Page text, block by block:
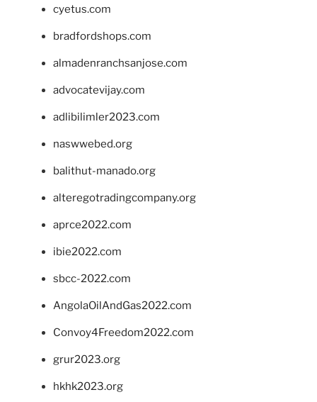
cyetus.com
bradfordshops.com
almadenranchsanjose.com
advocatevijay.com
adlibilimler2023.com
naswwebed.org
balithut-manado.org
alteregotradingcompany.org
aprce2022.com
ibie2022.com
sbcc-2022.com
AngolaOilAndGas2022.com
Convoy4Freedom2022.com
grur2023.org
hkhk2023.org